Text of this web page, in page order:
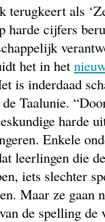
terugkeert als
harde cijfers
het in het
is inderdaad
Taalunie.
harde
Enkele
leerlingen die
iets slechter
Maar ze gaan
de spelling